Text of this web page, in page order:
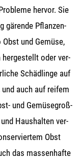
her­vor. Sie
gären­de Pflan­zen­
und Gemü­se,
her­ge­stellt oder ver­
Schäd­lin­ge auf
auch auf rei­fem
und Gemü­se­groß­
Haus­hal­ten ver­
Obst
das mas­sen­haf­te